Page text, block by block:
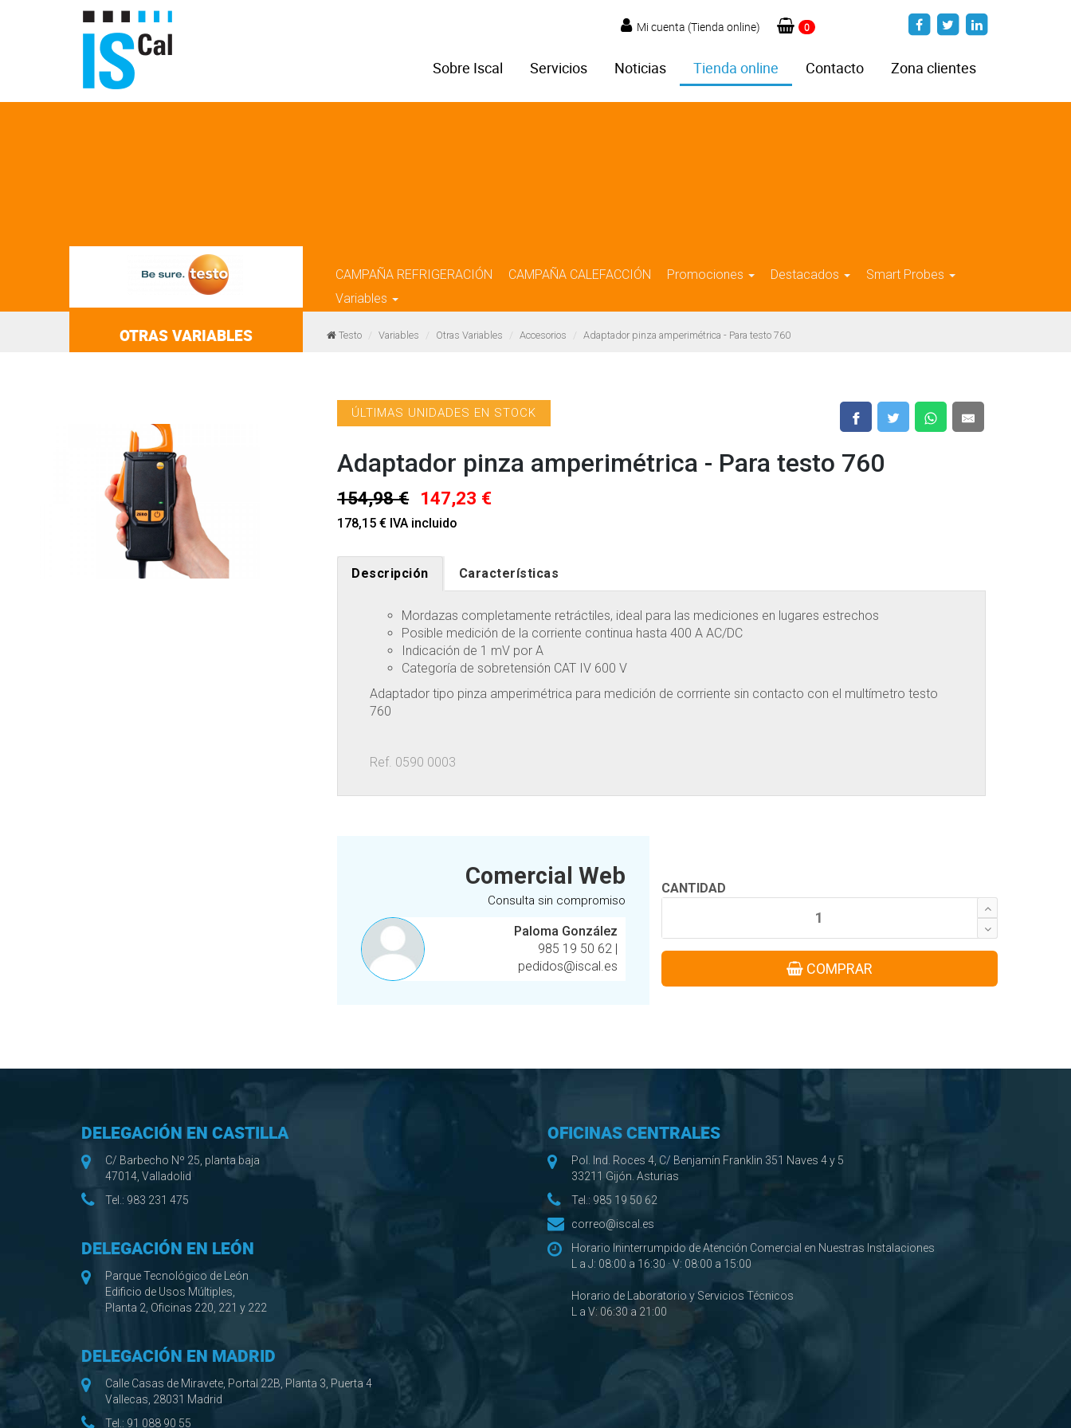
Mi cuenta (Tienda online) 0
Sobre Iscal Servicios Noticias Tienda online Contacto Zona clientes
CAMPAÑA REFRIGERACIÓN CAMPAÑA CALEFACCIÓN Promociones Destacados
Smart Probes
Variables
OTRAS VARIABLES Testo Variables Otras Variables Accesorios Adaptador pinza amperimétrica - Para testo 760
ÚLTIMAS UNIDADES EN STOCK
Adaptador pinza amperimétrica - Para testo 760
154,98 € 147,23 €
178,15 € IVA incluido
Descripción Características
Mordazas completamente retráctiles, ideal para las mediciones en lugares estrechos
Posible medición de la corriente continua hasta 400 A AC/DC
Indicación de 1 mV por A
Categoría de sobretensión CAT IV 600 V
Adaptador tipo pinza amperimétrica para medición de corrriente sin contacto con el multímetro testo
760
Ref. 0590 0003
Comercial Web
Consulta sin compromiso
Paloma González
985 19 50 62 |
pedidos@iscal.es
CANTIDAD
COMPRAR
DELEGACIÓN EN CASTILLA
C/ Barbecho Nº 25, planta baja
47014, Valladolid
Tel.: 983 231 475
DELEGACIÓN EN LEÓN
Parque Tecnológico de León
Edificio de Usos Múltiples,
Planta 2, Oficinas 220, 221 y 222
DELEGACIÓN EN MADRID
Calle Casas de Miravete, Portal 22B, Planta 3, Puerta 4
Vallecas, 28031 Madrid
Tel.: 91 088 90 55
OFICINAS CENTRALES
Pol. Ind. Roces 4, C/ Benjamín Franklin 351 Naves 4 y 5
33211 Gijón. Asturias
Tel.: 985 19 50 62
correo@iscal.es
Horario Ininterrumpido de Atención Comercial en Nuestras Instalaciones
L a J: 08:00 a 16:30 · V: 08:00 a 15:00
Horario de Laboratorio y Servicios Técnicos
L a V: 06:30 a 21:00